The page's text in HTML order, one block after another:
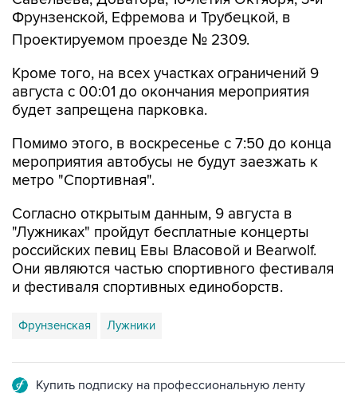
Фрунзенской, Ефремова и Трубецкой, в
Проектируемом проезде № 2309.
Кроме того, на всех участках ограничений 9
августа с 00:01 до окончания мероприятия
будет запрещена парковка.
Помимо этого, в воскресенье с 7:50 до конца
мероприятия автобусы не будут заезжать к
метро "Спортивная".
Согласно открытым данным, 9 августа в
"Лужниках" пройдут бесплатные концерты
российских певиц Евы Власовой и Bearwolf.
Они являются частью спортивного фестиваля
и фестиваля спортивных единоборств.
Фрунзенская Лужники
Купить подписку на профессиональную ленту